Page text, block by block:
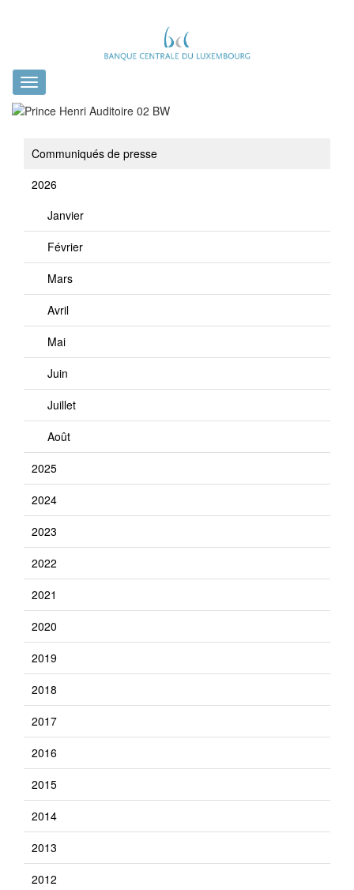
Toggle
navigation
Communiqués de presse
2026
Janvier
Février
Mars
Avril
Mai
Juin
Juillet
Août
2025
2024
2023
2022
2021
2020
2019
2018
2017
2016
2015
2014
2013
2012